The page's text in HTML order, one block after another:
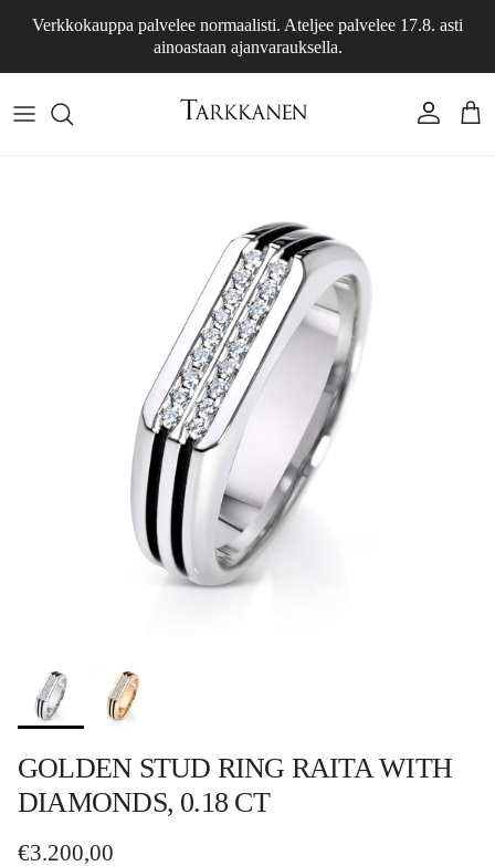
Verkkokauppa palvelee normaalisti. Ateljee palvelee 17.8. asti
ainoastaan ajanvarauksella.
Account Cart
GOLDEN STUD RING RAITA WITH
DIAMONDS, 0.18 CT
Regular price
€3.200,00